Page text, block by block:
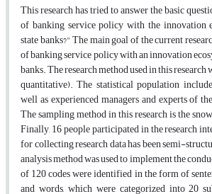
This research has tried to answer the basic
of banking service policy with the innovation
state banks?" The main goal of the current
of banking service policy with an innovation
banks. The research method used in this
quantitative). The statistical population
well as experienced managers and experts of
The sampling method in this research is the
Finally, 16 people participated in the research
for collecting research data has been semi-
analysis method was used to implement the
of 120 codes were identified in the form of
and words, which were categorized into 20